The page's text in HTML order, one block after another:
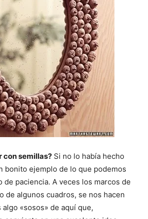
con semillas? Si no lo había hecho
bonito ejemplo de lo que podemos
de paciencia. A veces los marcos de
de algunos cuadros, se nos hacen
«sosos» de aquí que,